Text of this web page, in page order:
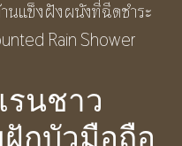
รนชาว
ฝักบัวมือถือ